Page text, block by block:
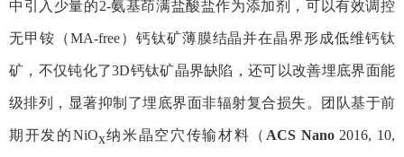
中引入少量的2-氨基茚满盐酸盐作为添加剂，可以有效调控
无甲铵（MA-free）钙钛矿薄膜结晶并在晶界形成低维钙钛
矿，不仅钝化了3D钙钛矿晶界缺陷，还可以改善埋底界面能
级排列，显著抑制了埋底界面非辐射复合损失。团队基于前
期开发的NiOx纳米晶空穴传输材料 （ ACS Nano2016, 10,